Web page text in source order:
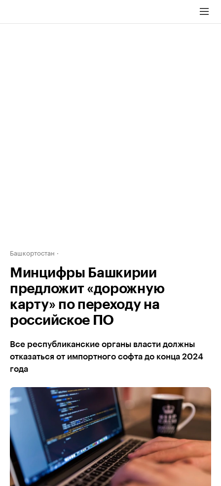
Башкортостан
Минцифры Башкирии
предложит «дорожную
карту» по переходу на
российское ПО
Все республиканские органы власти должны
отказаться от импортного софта до конца 2024
года